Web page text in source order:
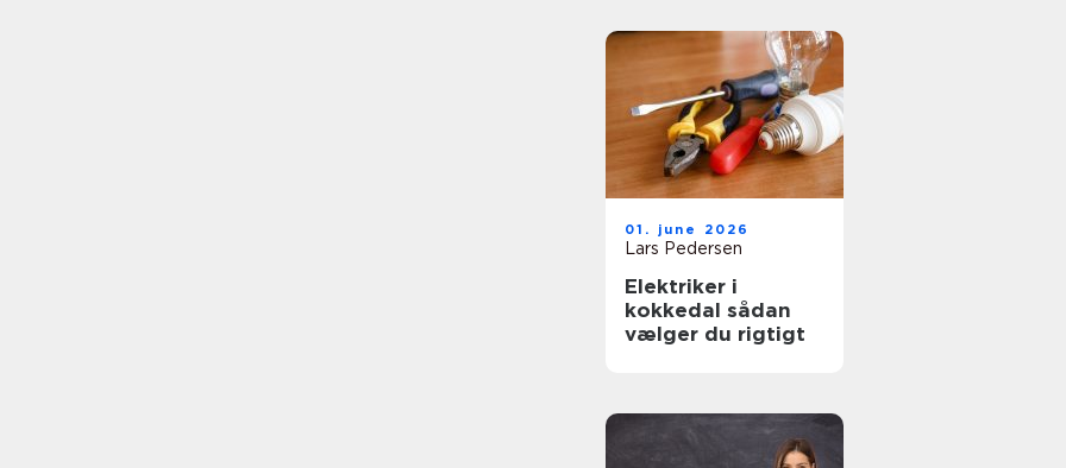
01. june 2026
Lars Pedersen
Elektriker i
kokkedal sådan
vælger du rigtigt